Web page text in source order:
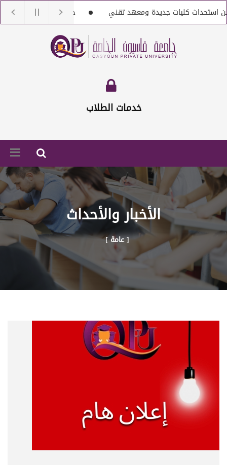
كليات جديدة ومعهد تقني
جامعة قاسيون تنعى الدكتور
أعضاء هيئة تعليمية من حملة الماجستير والدكتوراه
خدمات الطلاب
الأخبار والأحداث
[ عامة ]